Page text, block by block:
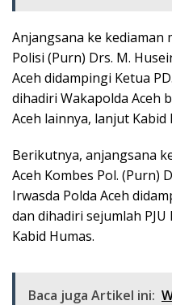
Anjangsana ke kediaman
Polisi (Purn) Drs. M.
Aceh didampingi Ketua
dihadiri Wakapolda Aceh
Aceh lainnya, lanjut Kabid
Berikutnya, anjangsana
Aceh Kombes Pol. (Purn)
Irwasda Polda Aceh
dan dihadiri sejumlah
Kabid Humas.
Baca juga Artikel ini: